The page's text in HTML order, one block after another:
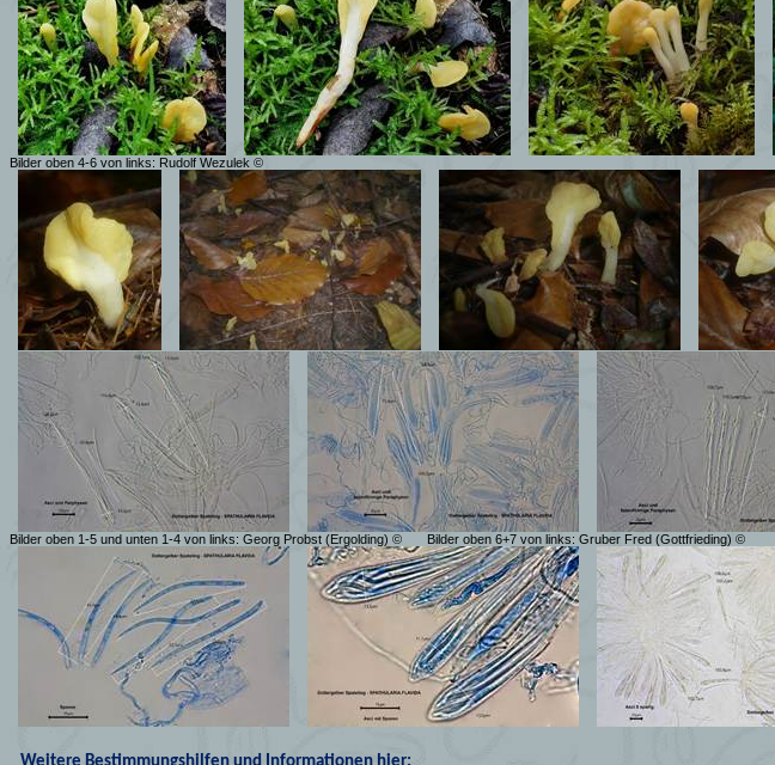
Bilder oben 4-6 von links: Rudolf Wezulek ©
Bilder oben 1-5 und unten 1-4 von links: Georg Probst (Ergolding) © Bilder oben 6+7 von links: Gruber Fred (Gottfrieding) ©